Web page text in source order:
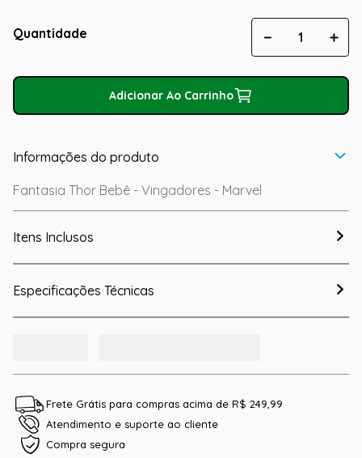
Quantidade ＋
－
Adicionar Ao Carrinho
Informações do produto
Fantasia Thor Bebê - Vingadores - Marvel
Itens Inclusos
Especificações Técnicas
Frete Grátis para compras acima de R$ 249,99
Atendimento e suporte ao cliente
Compra segura